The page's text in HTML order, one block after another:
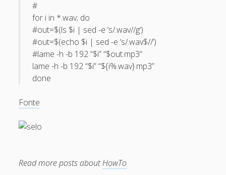
September 2013
June 2013
May 2013
April 2013
September 2012
August 2012
January 2012
#
for i in *.wav; do
#out=$(ls $i | sed -e ‘s/.wav//g’)
#out=$(echo $i | sed -e ‘s/.wav$//’)
#lame -h -b 192 “$i” “$out.mp3”
lame -h -b 192 “$i” “${i%.wav}.mp3”
done
Fonte
Read more posts aboutHowTo